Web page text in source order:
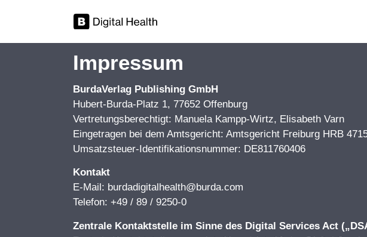
Impressum
BurdaVerlag Publishing GmbH
Hubert-Burda-Platz 1, 77652 Offenburg
Vertretungsberechtigt: Manuela Kampp-Wirtz, Elisabeth Varn
Eingetragen bei dem Amtsgericht: Amtsgericht Freiburg HRB
Umsatzsteuer-Identifikationsnummer: DE811760406
Kontakt
E-Mail: burdadigitalhealth@burda.com
Telefon: +49 / 89 / 9250-0
Zentrale Kontaktstelle im Sinne des Digital Services Act